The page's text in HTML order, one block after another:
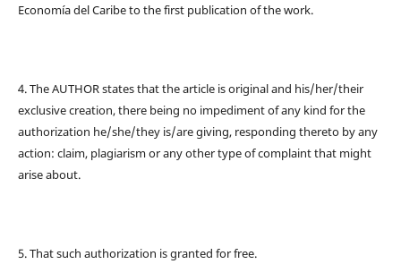
Economía del Caribe to the first publication of the work.
4. The AUTHOR states that the article is original and his/her/their
exclusive creation, there being no impediment of any kind for the
authorization he/she/they is/are giving, responding thereto by any
action: claim, plagiarism or any other type of complaint that might
arise about.
5. That such authorization is granted for free.